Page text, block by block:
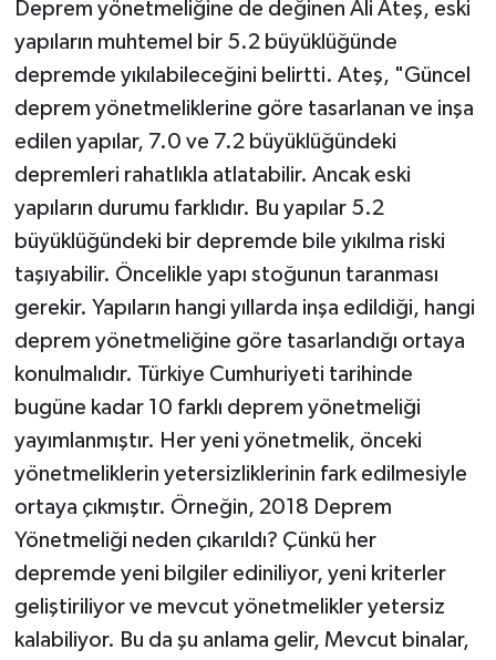
Deprem yönetmeliğine de değinen Ali Ateş, eski
yapıların muhtemel bir 5.2 büyüklüğünde
depremde yıkılabileceğini belirtti. Ateş, "Güncel
deprem yönetmeliklerine göre tasarlanan ve inşa
edilen yapılar, 7.0 ve 7.2 büyüklüğündeki
depremleri rahatlıkla atlatabilir. Ancak eski
yapıların durumu farklıdır. Bu yapılar 5.2
büyüklüğündeki bir depremde bile yıkılma riski
taşıyabilir. Öncelikle yapı stoğunun taranması
gerekir. Yapıların hangi yıllarda inşa edildiği, hangi
deprem yönetmeliğine göre tasarlandığı ortaya
konulmalıdır. Türkiye Cumhuriyeti tarihinde
bugüne kadar 10 farklı deprem yönetmeliği
yayımlanmıştır. Her yeni yönetmelik, önceki
yönetmeliklerin yetersizliklerinin fark edilmesiyle
ortaya çıkmıştır. Örneğin, 2018 Deprem
Yönetmeliği neden çıkarıldı? Çünkü her
depremde yeni bilgiler ediniliyor, yeni kriterler
geliştiriliyor ve mevcut yönetmelikler yetersiz
kalabiliyor. Bu da şu anlama gelir, Mevcut binalar,